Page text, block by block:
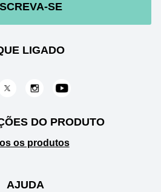
SE
LIGADO
DO PRODUTO
os produtos
AJUDA